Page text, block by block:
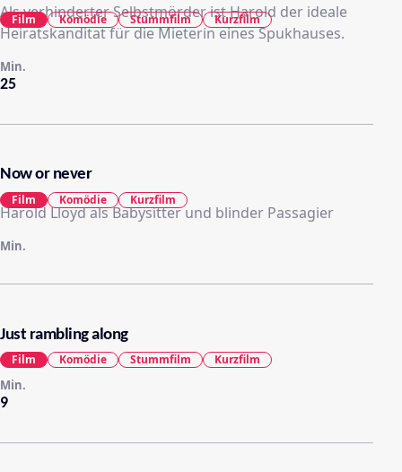
Als verhinderter Selbstmörder ist Harold der ideale
Heiratskanditat für die Mieterin eines Spukhauses.
25
Min.
Film Komödie Stummfilm Kurzfilm
Now or never
Harold Lloyd als Babysitter und blinder Passagier
Min.
Film Komödie Kurzfilm
Just rambling along
9
Min.
Film Komödie Stummfilm Kurzfilm